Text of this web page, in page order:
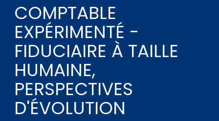
COMPTABLE
EXPÉRIMENTÉ -
FIDUCIAIRE À TAILLE
HUMAINE,
PERSPECTIVES
D'ÉVOLUTION